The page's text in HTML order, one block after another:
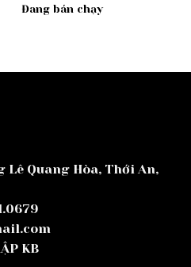
Đang bán chạy
Quang Hòa, Thới An,
KB